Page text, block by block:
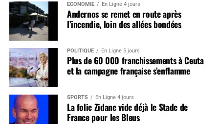
ÉCONOMIE En Ligne 4 jours
Andernos se remet en route après
l’incendie, loin des allées bondées
POLITIQUE En Ligne 5 jours
Plus de 60 000 franchissements à Ceuta
et la campagne française s’enflamme
SPORTS En Ligne 4 jours
La folie Zidane vide déjà le Stade de
France pour les Bleus